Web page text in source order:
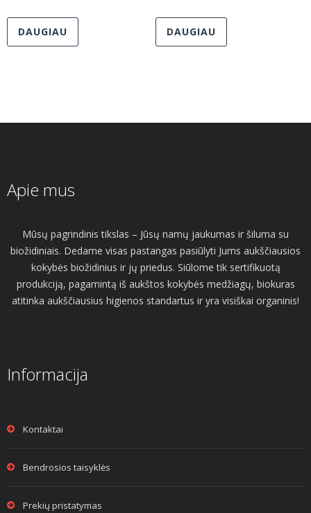
DAUGIAU DAUGIAU
Apie mus
Mūsų pagrindinis tikslas – Jūsų namų jaukumas ir šiluma su
biožidiniais. Dedame visas pastangas pasiūlyti Jums aukščiausios
kokybės biožidinius ir jų priedus. Siūlome tik sertifikuotą
produkciją, pagamintą iš aukštos kokybės medžiagų, biokuras
atitinka aukščiausius higienos standartus ir yra visiškai organinis!
Informacija
Kontaktai
Bendrosios taisyklės
Prekių pristatymas